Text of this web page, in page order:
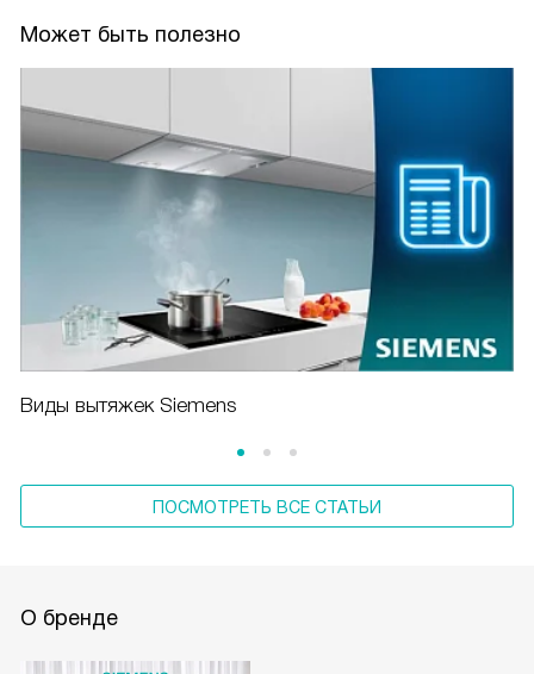
Может быть полезно
Виды вытяжек Siemens
ПОСМОТРЕТЬ ВСЕ СТАТЬИ
О бренде